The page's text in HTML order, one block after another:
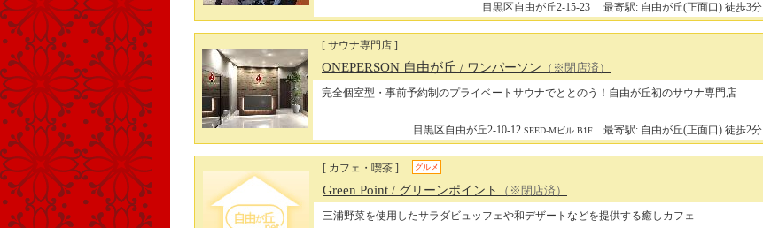
目黒区自由が丘2-15-23
最寄駅: 自由が丘(正面口) 徒歩3分
[ サウナ専門店 ]
ONEPERSON 自由が丘 / ワンパーソン （※閉店済）
完全個室型・事前予約制のプライベートサウナでととのう！自由が丘初のサウナ専門店
目黒区自由が丘2-10-12 SEED-Mビル B1F 最寄駅: 自由が丘(正面口) 徒歩2分
[ カフェ・喫茶 ] グルメ
Green Point / グリーンポイント
（※閉店済）
三浦野菜を使用したサラダビュッフェや和デザートなどを提供する癒しカフェ